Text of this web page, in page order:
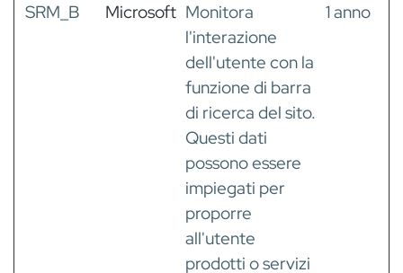
SRM_B Microsoft Monitora
l'interazione
dell'utente con la
funzione di barra
di ricerca del sito.
Questi dati
possono essere
impiegati per
proporre
all'utente
prodotti o servizi
1 anno